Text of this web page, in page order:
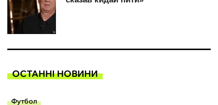
ОСТАННІ НОВИНИ
Футбол